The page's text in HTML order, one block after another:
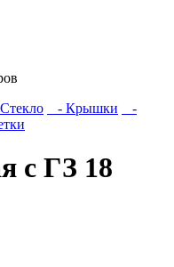
- Крышки
-
с ГЗ 18